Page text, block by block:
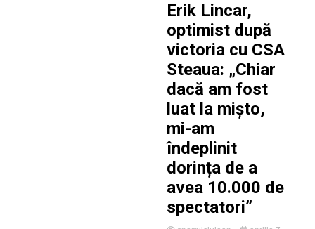
Hermannstadt”
Erik Lincar,
optimist după
victoria cu CSA
Steaua: „Chiar
dacă am fost
luat la mișto,
mi-am
îndeplinit
dorința de a
avea 10.000 de
spectatori”